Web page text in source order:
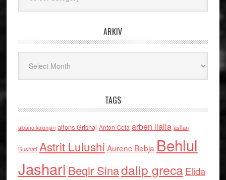
ARKIV
TAGS
albano kolonjari alfons Grishaj Anton Cefa arben llalla asllan
Bushati Astrit Lulushi Aurenc Bebja Behlul
Jashari Beqir Sinadalip grecaElida